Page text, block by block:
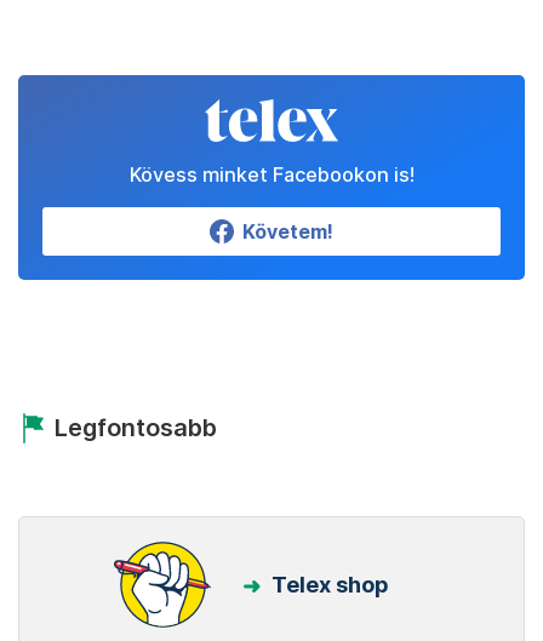
Kövess minket Facebookon is!
Követem!
Legfontosabb
Telex shop